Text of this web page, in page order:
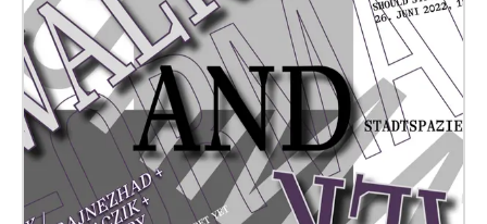
im weitesten Sinne zu inszenieren und dadurch die
Dichotomien von Selbst/Anderen, Mensch/Nicht-
Mensch, Kultur/Natur usw. zu destabilisieren. Das
Kollektiv arbeitet oftmals mit Versprachlichungen
und Texten, um eine kritischen Reflexionen über die
aktuellen globalen Machtstrukturen anzuregen.
ZEFAK thematisiert und fokussiert die Umgestaltung
institutioneller Räume und versucht durch das